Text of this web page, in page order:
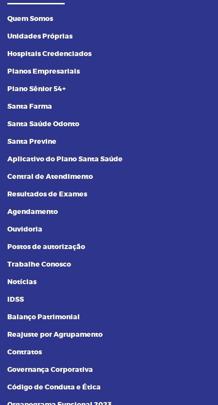
Quem Somos
Unidades Próprias
Hospitais Credenciados
Planos Empresariais
Plano Sênior 54+
Santa Farma
Santa Saúde Odonto
Santa Previne
Aplicativo do Plano Santa Saúde
Central de Atendimento
Resultados de Exames
Agendamento
Ouvidoria
Postos de autorização
Trabalhe Conosco
Notícias
IDSS
Balanço Patrimonial
Reajuste por Agrupamento
Contratos
Governança Corporativa
Código de Conduta e Ética